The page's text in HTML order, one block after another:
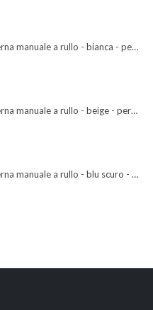
Tenda oscurante interna manuale a rullo - bianca - per finestre misura 102
Tenda oscurante interna manuale a rullo - beige - per finestre misura 102
Tenda oscurante interna manuale a rullo - blu scuro - per finestre misura 102